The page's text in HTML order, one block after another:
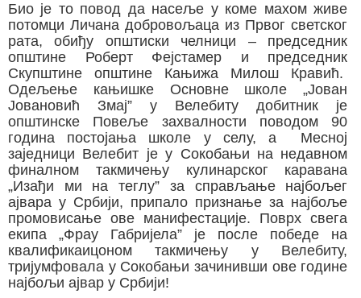
Био је то повод да насеље у коме махом живе
потомци Личана добровољаца из Првог светског
рата, обиђу општиски челници – председник
општине Роберт Фејстамер и председник
Скупштине општине Кањижа Милош Кравић.
Одељење кањишке Основне школе „Јован
Јовановић Змај” у Велебиту добитник је
општинске Повеље захвалности поводом 90
година постојања школе у селу, а Месној
заједници Велебит је у Сокобањи на недавном
финалном такмичењу кулинарског каравана
„Изађи ми на теглу” за справљање најбољег
ајвара у Србији, припало признање за најбоље
промовисање ове манифестације. Поврх свега
екипа „Фрау Габријела” је после победе на
квалификаицоном такмичењу у Велебиту,
тријумфовала у Сокобањи зачинивши ове године
најбољи ајвар у Србији!